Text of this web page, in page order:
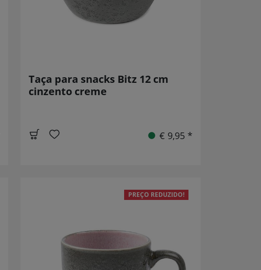
Taça para snacks Bitz 12 cm
cinzento creme
€ 9,95 *
PREÇO REDUZIDO!